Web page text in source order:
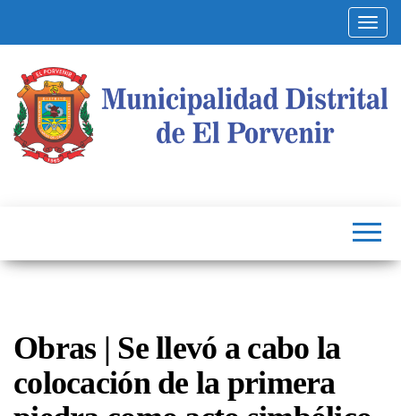
Obras | Se llevó a cabo la
colocación de la primera